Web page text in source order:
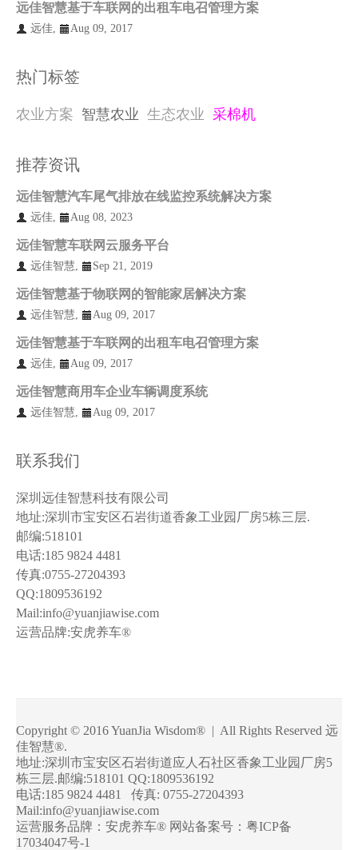
远佳智慧基于车联网的出租车电召管理方案
远佳, Aug 09, 2017
热门标签
农业方案 智慧农业 生态农业 采棉机
推荐资讯
远佳智慧汽车尾气排放在线监控系统解决方案
远佳, Aug 08, 2023
远佳智慧车联网云服务平台
远佳智慧, Sep 21, 2019
远佳智慧基于物联网的智能家居解决方案
远佳智慧, Aug 09, 2017
远佳智慧基于车联网的出租车电召管理方案
远佳, Aug 09, 2017
远佳智慧商用车企业车辆调度系统
远佳智慧, Aug 09, 2017
联系我们
深圳远佳智慧科技有限公司
地址:深圳市宝安区石岩街道香象工业园厂房5栋三层.
邮编:518101
电话:185 9824 4481
传真:0755-27204393
QQ:1809536192
Mail:info@yuanjiawise.com
运营品牌:安虎养车®
Copyright © 2016 YuanJia Wisdom® | All Rights Reserved 远
佳智慧®.
地址:深圳市宝安区石岩街道应人石社区香象工业园厂房5
栋三层.邮编:518101 QQ:1809536192
电话:185 9824 4481 传真: 0755-27204393
Mail:info@yuanjiawise.com
运营服务品牌： 安虎养车® 网站备案号： 粤ICP备
17034047号-1